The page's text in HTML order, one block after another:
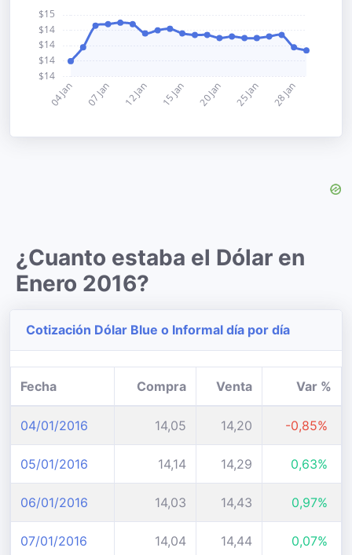
¿Cuanto estaba el Dólar en
Enero 2016?
Cotización Dólar Blue o Informal día por día
Fecha Compra Venta Var %
04/01/2016 14,05 14,20 -0,85%
05/01/2016 14,14 14,29 0,63%
06/01/2016 14,03 14,43 0,97%
07/01/2016 14,04 14,44 0,07%